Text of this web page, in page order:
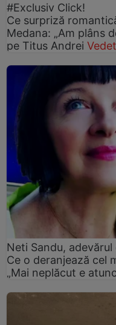
#Exclusiv Click!
Ce surpriză
Medana: „Am plâns
pe Titus Andrei
Neti Sandu,
Ce o deranjează cel
„Mai neplăcut e